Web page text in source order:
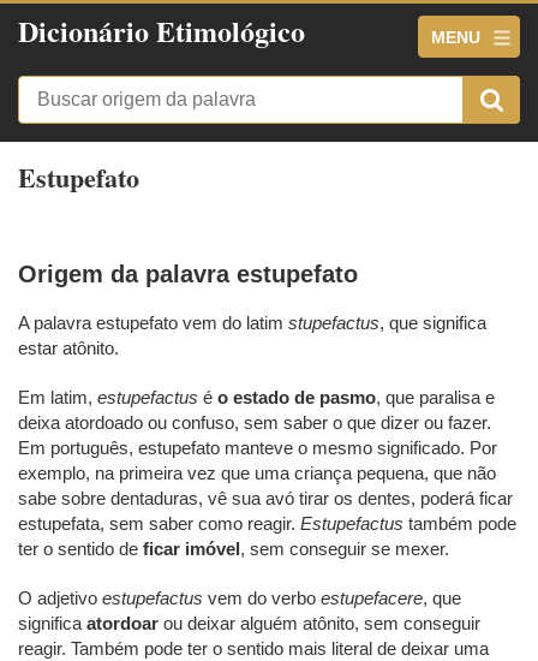
Dicionário Etimológico MENU
Estupefato
Origem da palavra estupefato
A palavra estupefato vem do latim stupefactus, que significa
estar atônito.
Em latim, estupefactus é o estado de pasmo, que paralisa e
deixa atordoado ou confuso, sem saber o que dizer ou fazer.
Em português, estupefato manteve o mesmo significado. Por
exemplo, na primeira vez que uma criança pequena, que não
sabe sobre dentaduras, vê sua avó tirar os dentes, poderá ficar
estupefata, sem saber como reagir. Estupefactus também pode
ter o sentido de ficar imóvel, sem conseguir se mexer.
O adjetivo estupefactus vem do verbo estupefacere, que
significa atordoar ou deixar alguém atônito, sem conseguir
reagir. Também pode ter o sentido mais literal de deixar uma